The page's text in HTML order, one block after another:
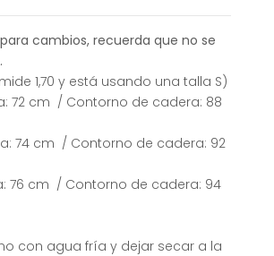
cambios, recuerda que no se
1,70 y está usando una talla S)
72 cm / Contorno de cadera: 88
74 cm / Contorno de cadera: 92
76 cm / Contorno de cadera: 94
con agua fría y dejar secar a la